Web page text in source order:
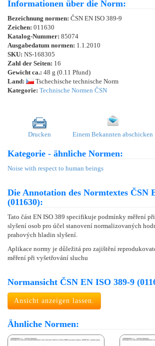
Informationen über die Norm:
Bezeichnung normen: ČSN EN ISO 389-9
Zeichen: 011630
Katalog-Nummer: 85074
Ausgabedatum normen: 1.1.2010
SKU: NS-168305
Zahl der Seiten: 16
Gewicht ca.: 48 g (0.11 Pfund)
Land:
Tschechische technische Norm
Kategorie: Technische Normen ČSN
Drucken Einem Bekannten abschicken
Kategorie - ähnliche Normen:
Noise with respect to human beings
Die Annotation des Normtextes ČSN
(011630):
Tato část EN ISO 389 specifikuje podmínky měření
slyšení osob pro účel stanovení normalizovaných
prahových hladin slyšení.
Aplikace normy je důležitá pro zajištění
měření při vyšetřování sluchu
Normansicht ČSN EN ISO 389-9
Ansicht anzeigen lassen.
Ähnliche Normen: